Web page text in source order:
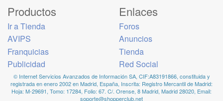
Productos
Ir a Tienda
AVIPS
Franquicias
Publicidad
Enlaces
Foros
Anuncios
Tienda
Red Social
© Internet Servicios Avanzados de Información SA, CIF:A83191866, constituida y
registrada en enero 2002 en Madrid, España, Inscrita: Registro Mercantil de Madrid:
Hoja: M-29691, Tomo: 17284, Folio: 67. C/. Orense, 8 Madrid, Madrid 28020, Email:
soporte@shopperclub.net